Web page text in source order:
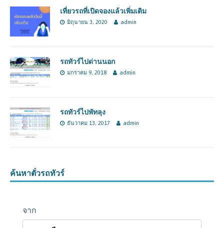
เที่ยวรถที่เปิดจองแล้วเพิ่มเติม
มิถุนายน 3, 2020 admin
รถทัวร์ไปด่านนอก
มกราคม 9, 2018 admin
รถทัวร์ไปพัทลุง
ธันวาคม 13, 2017 admin
ค้นหาตั๋วรถทัวร์